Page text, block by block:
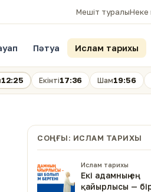
Мешіт туралыНеке
Пәтуа Ислам тарихы
12:25 Екінті17:36 Шам19:56
СОҢҒЫ: ИСЛАМ ТАРИХЫ
Ислам тарихы
Екі адамның ең
қайырлысы —